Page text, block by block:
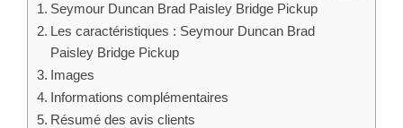
Seymour Duncan Brad Paisley Bridge Pickup
Les caractéristiques : Seymour Duncan Brad
Paisley Bridge Pickup
Images
Informations complémentaires
Résumé des avis clients